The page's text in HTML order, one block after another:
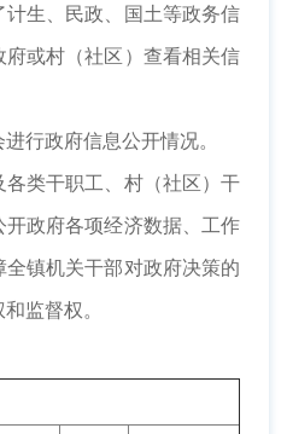
生、民政、国土等政务信
或村（社区）查看相关信
政府信息公开情况。
类干职工、村（社区）干
政府各项经济数据、工作
镇机关干部对政府决策的
监督权。